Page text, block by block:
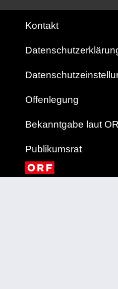
Kontakt
Offenlegung
Bekanntgabe laut
Publikumsrat